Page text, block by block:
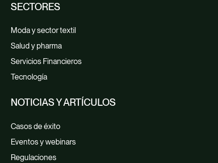
SECTORES
Moda y sector textil
Salud y pharma
Servicios Financieros
Tecnología
NOTICIAS Y ARTÍCULOS
Casos de éxito
Eventos y webinars
Regulaciones